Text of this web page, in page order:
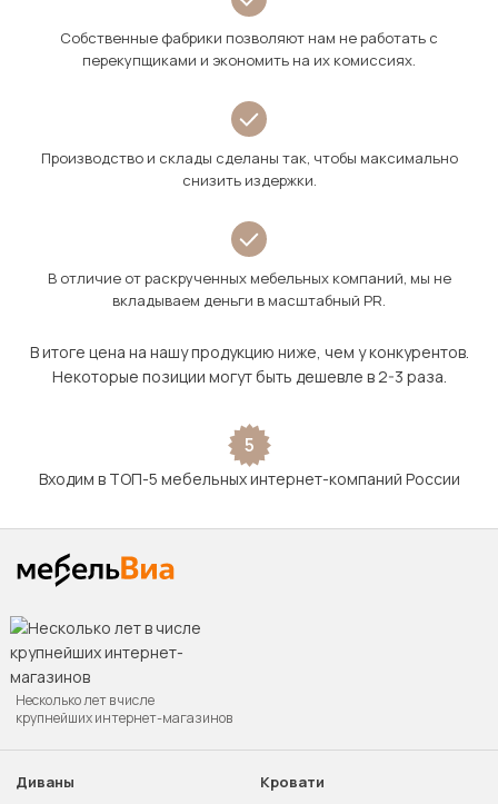
Собственные фабрики позволяют нам не работать с
перекупщиками и экономить на их комиссиях.
Производство и склады сделаны так, чтобы максимально
снизить издержки.
В отличие от раскрученных мебельных компаний, мы не
вкладываем деньги в масштабный PR.
В итоге цена на нашу продукцию ниже, чем у конкурентов.
Некоторые позиции могут быть дешевле в 2-3 раза.
5
Входим в ТОП-5 мебельных интернет-компаний России
Несколько лет в числе
крупнейших интернет-магазинов
Диваны
Кровати